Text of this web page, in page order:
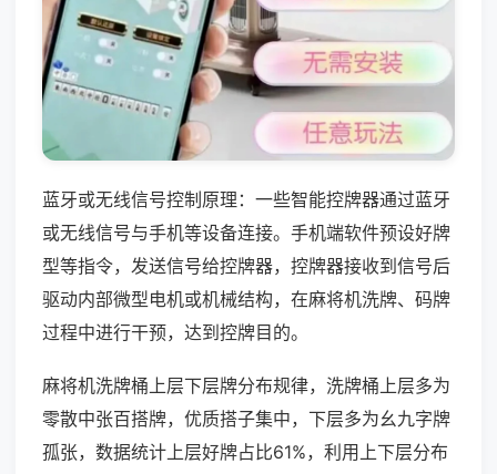
蓝牙或无线信号控制原理：一些智能控牌器通过蓝牙
或无线信号与手机等设备连接。手机端软件预设好牌
型等指令，发送信号给控牌器，控牌器接收到信号后
驱动内部微型电机或机械结构，在麻将机洗牌、码牌
过程中进行干预，达到控牌目的。
麻将机洗牌桶上层下层牌分布规律，洗牌桶上层多为
零散中张百搭牌，优质搭子集中，下层多为幺九字牌
孤张，数据统计上层好牌占比61%，利用上下层分布